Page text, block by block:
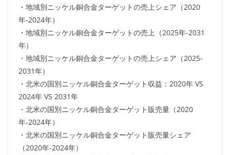
・地域別ニッケル銅合金ターゲットの売上シェア（2020
年-2024年）
・地域別ニッケル銅合金ターゲットの売上（2025年-2031
年）
・地域別ニッケル銅合金ターゲットの売上シェア（2025-
2031年）
・北米の国別ニッケル銅合金ターゲット収益：2020年 VS
2024年 VS 2031年
・北米の国別ニッケル銅合金ターゲット販売量（2020
年-2024年）
・北米の国別ニッケル銅合金ターゲット販売量シェア
（2020年-2024年）